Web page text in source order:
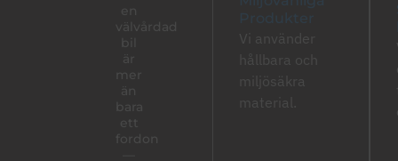
en
välvårdad
bil
är
mer
än
bara
ett
fordon
Vi använder
hållbara och
miljösäkra
material.